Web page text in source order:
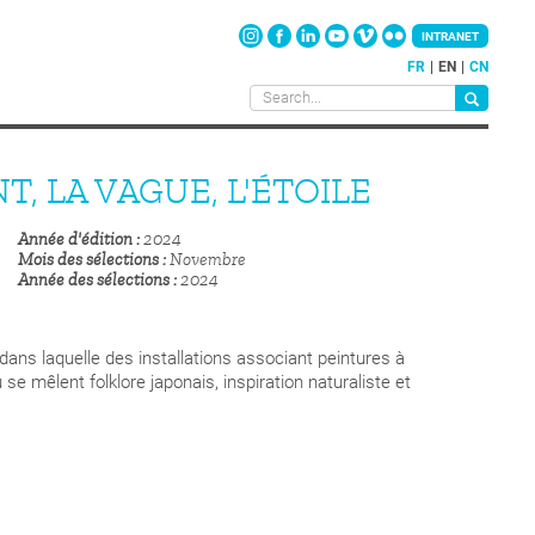
FR EN CN
INTRANET
LA VAGUE, L'ÉTOILE
Année d'édition 2024
Mois des sélections Novembre
Année des sélections 2024
laquelle des installations associant peintures à
mêlent folklore japonais, inspiration naturaliste et